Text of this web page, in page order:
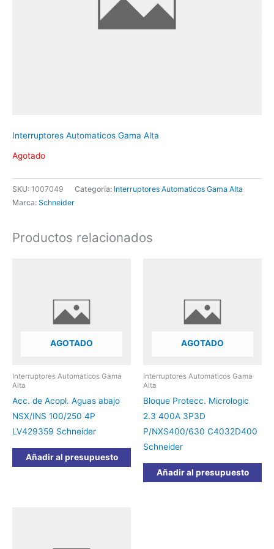
Interruptores Automaticos Gama Alta
Agotado
SKU: 1007049 Categoría: Interruptores Automaticos Gama Alta
Marca: Schneider
Productos relacionados
AGOTADO
Interruptores Automaticos Gama
Alta
Acc. de Acopl. Aguas abajo
NSX/INS 100/250 4P
LV429359 Schneider
Añadir al presupuesto
AGOTADO
Interruptores Automaticos Gama
Alta
Bloque Protecc. Micrologic
2.3 400A 3P3D
P/NXS400/630 C4032D400
Schneider
Añadir al presupuesto